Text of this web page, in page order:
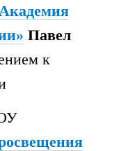
Павел
к